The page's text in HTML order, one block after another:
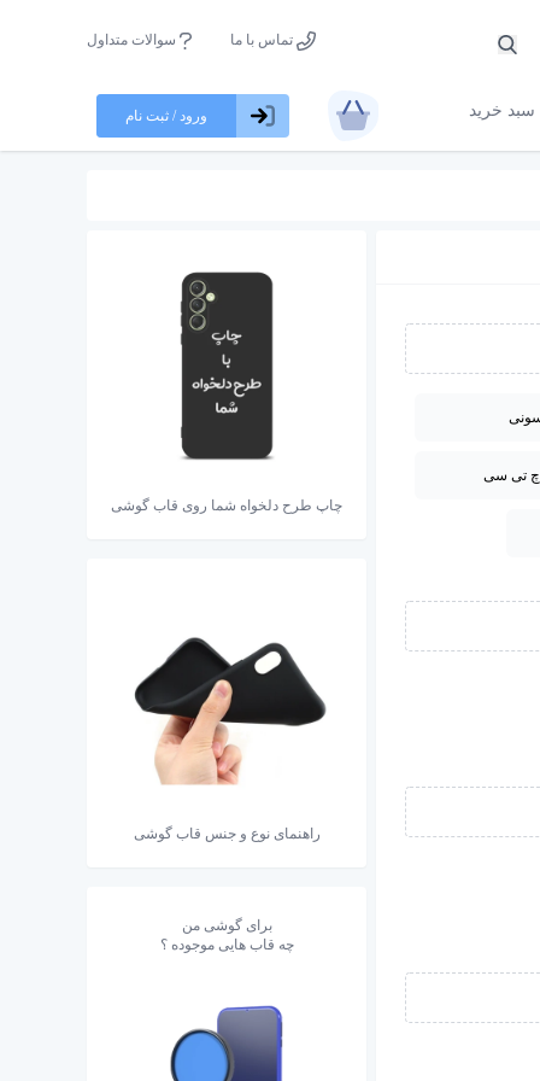
تماس با ما سوالات متداول
سبد خرید ورود / ثبت نام
تی سی
چاپ طرح دلخواه شما روی قاب گوشی
راهنمای نوع و جنس قاب گوشی
برای گوشی من
چه قاب هایی موجوده ؟